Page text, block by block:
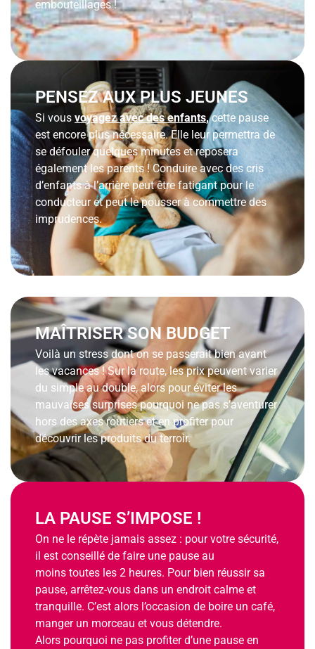
PENSEZ AUX PLUS JEUNES
Si vous voyagez avec des enfants,cette pause
est encore plus nécessaire. Elle leur permettra de
se défouler quelques minutes et reposera
également les parents ! Conduire avec des cris
d’enfants à l’arrière peut être fatigant pour le
conducteur et peut le pousser à commettre des
imprudences.
embouteillages !
MAÎTRISER SON BUDGET
Voilà un stress dont on se passerait bien avant
les vacances ! Sur la route, les prix peuvent varier
du simple au double, alors pour éviter les
mauvaises surprises pourquoi ne pas s’aventurer
hors des axes routiers et en profiter pour
découvrir les produits du terroir.
LA PAUSE S’IMPOSE !
On ne le répète jamais assez : pour votre sécurité,
il est conseillé de faire une pause au
moins toutes les 2 heures. Pour bien réussir sa
pause, arrêtez-vous dans un endroit calme et
tranquille. C’est alors l’occasion de boire un café,
manger un morceau et vous détendre.
Alors pourquoi ne pas profiter d’une pause en